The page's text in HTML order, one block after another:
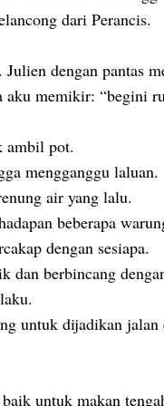
dari Perancis.
dengan pantas
memikir: “begini
ambil pot.
mengganggu laluan.
air yang lalu.
beberapa
dengan sesiapa.
dan berbincang
untuk dijadikan jalan
untuk makan